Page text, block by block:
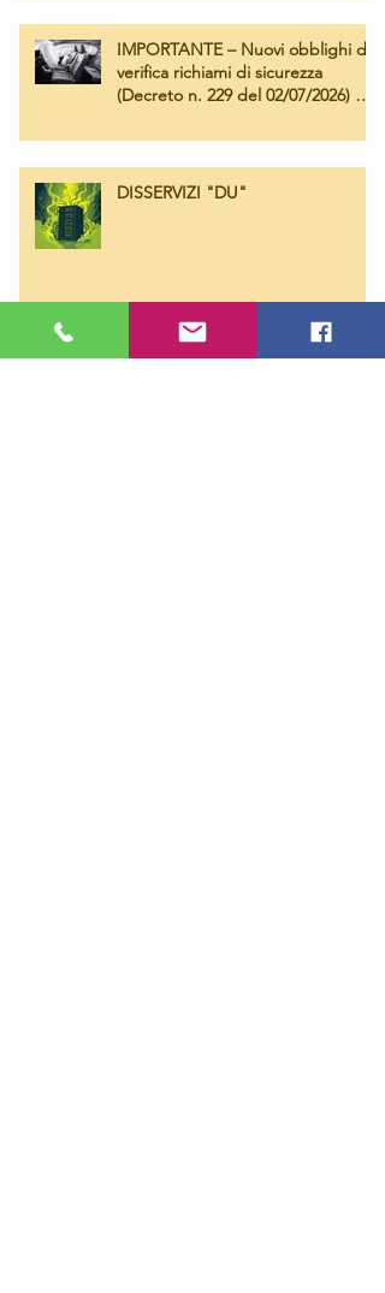
IMPORTANTE – Nuovi obblighi di
verifica richiami di sicurezza
(Decreto n. 229 del 02/07/2026) e
DISSERVIZI "DU"
PROSSIMA SEDUTA COLLAUDI –